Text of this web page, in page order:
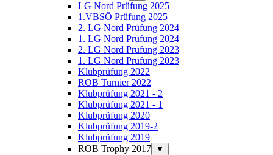
LG Nord Prüfung 2025
1.VBSÖ Prüfung 2025
2. LG Nord Prüfung 2024
1. LG Nord Prüfung 2024
2. LG Nord Prüfung 2023
1. LG Nord Prüfung 2023
Klubprüfung 2022
ROB Turnier 2022
Klubprüfung 2021 - 2
Klubprüfung 2021 - 1
Klubprüfung 2020
Klubprüfung 2019-2
Klubprüfung 2019
ROB Trophy 2017
▼